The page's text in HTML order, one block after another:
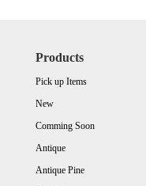
Products
Pick up Items
New
Comming Soon
Antique
Antique Pine